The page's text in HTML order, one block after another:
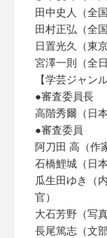
田中史人（全
田村正弘（全
日置光久（東
宮澤一則（全
【学芸ジャン
●審査委員長
高階秀爾（日
●審査委員
阿刀田 高（作
石橋鯉城（日
瓜生田ゆき（
官）
大石芳野（写真
長尾篤志（文